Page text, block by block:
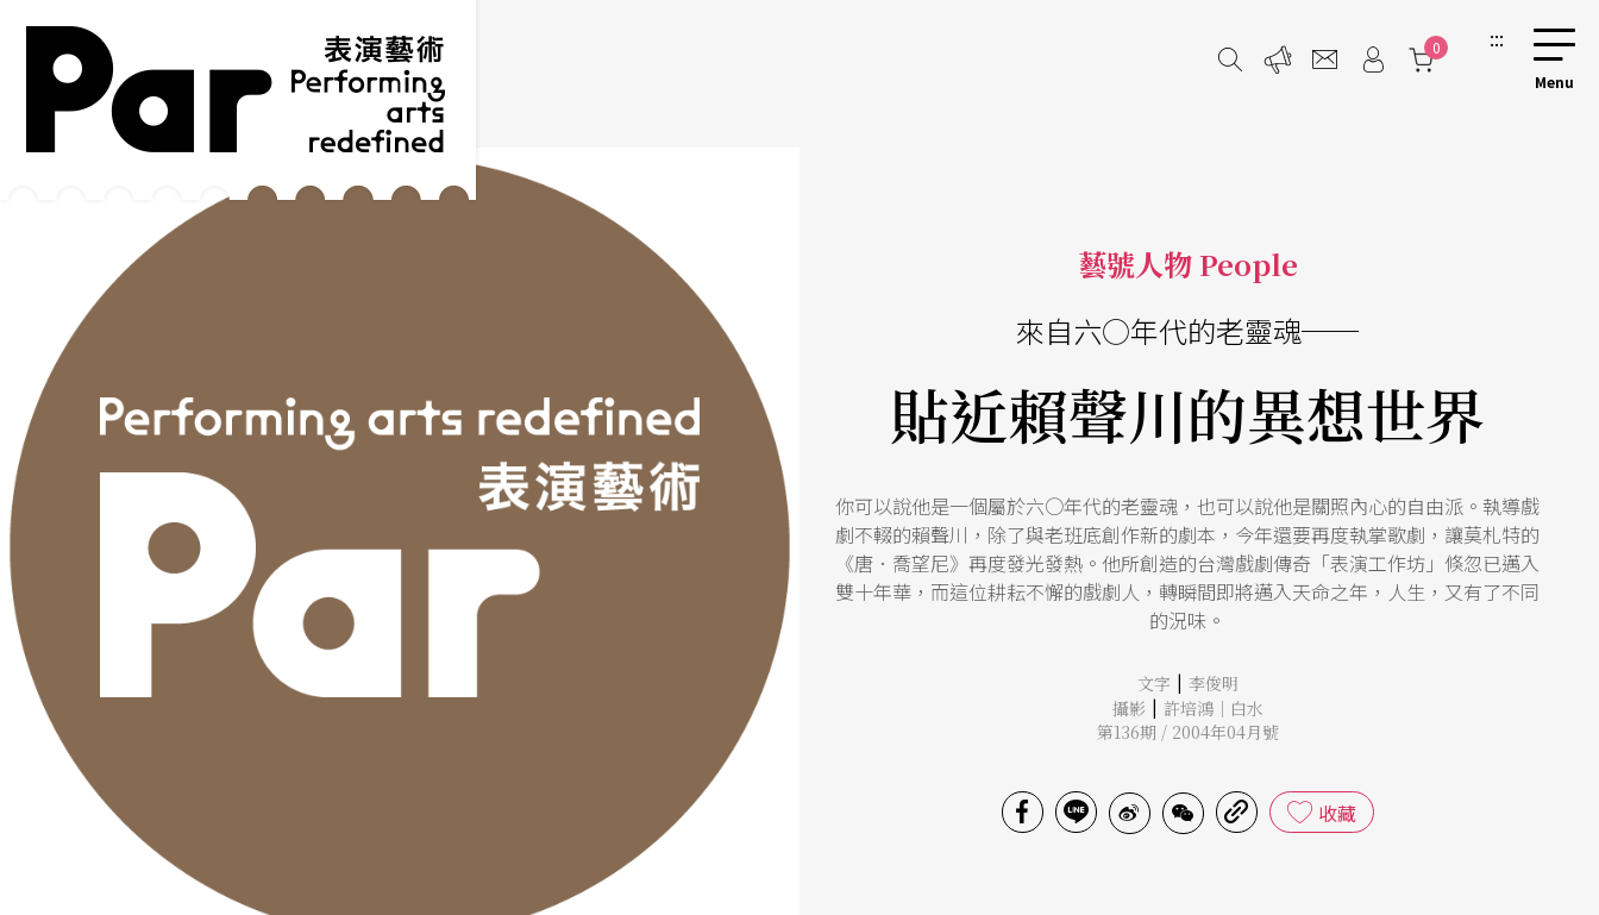
跳到主要內容區塊
網站導覽
0 :::
藝號人物 People
來自六○年代的老靈魂──
貼近賴聲川的異想世界
你可以說他是一個屬於六○年代的老靈魂，也可以說他是關照內心的自由派。執導戲
劇不輟的賴聲川，除了與老班底創作新的劇本，今年還要再度執掌歌劇，讓莫札特的
《唐．喬望尼》再度發光發熱。他所創造的台灣戲劇傳奇「表演工作坊」倏忽已邁入
雙十年華，而這位耕耘不懈的戲劇人，轉瞬間即將邁入天命之年，人生，又有了不同
的況味。
文字 | 李俊明
攝影 | 許培鴻｜白水
第136期 / 2004年04月號
收藏